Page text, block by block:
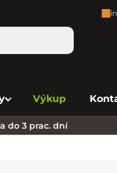
Bratislava - Avion
Bratislava -
Výkup
do 3 prac. dní